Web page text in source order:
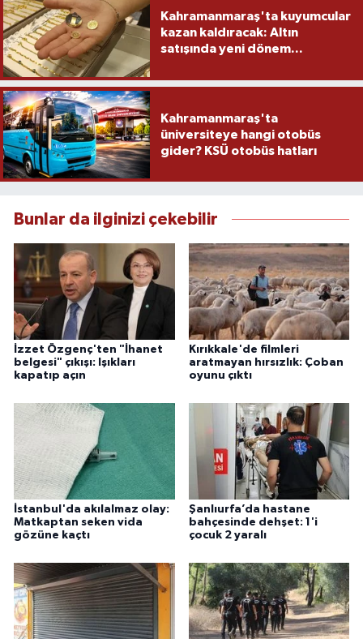
Kahramanmaraş'ta kuyumcular
kazan kaldıracak: Altın
satışında yeni dönem...
Kahramanmaraş'ta
üniversiteye hangi otobüs
gider? KSÜ otobüs hatları
Bunlar da ilginizi çekebilir
İzzet Özgenç'ten "İhanet
belgesi" çıkışı: Işıkları
kapatıp açın
Kırıkkale'de filmleri
aratmayan hırsızlık: Çoban
oyunu çıktı
İstanbul'da akılalmaz olay:
Matkaptan seken vida
gözüne kaçtı
Şanlıurfa’da hastane
bahçesinde dehşet: 1'i
çocuk 2 yaralı